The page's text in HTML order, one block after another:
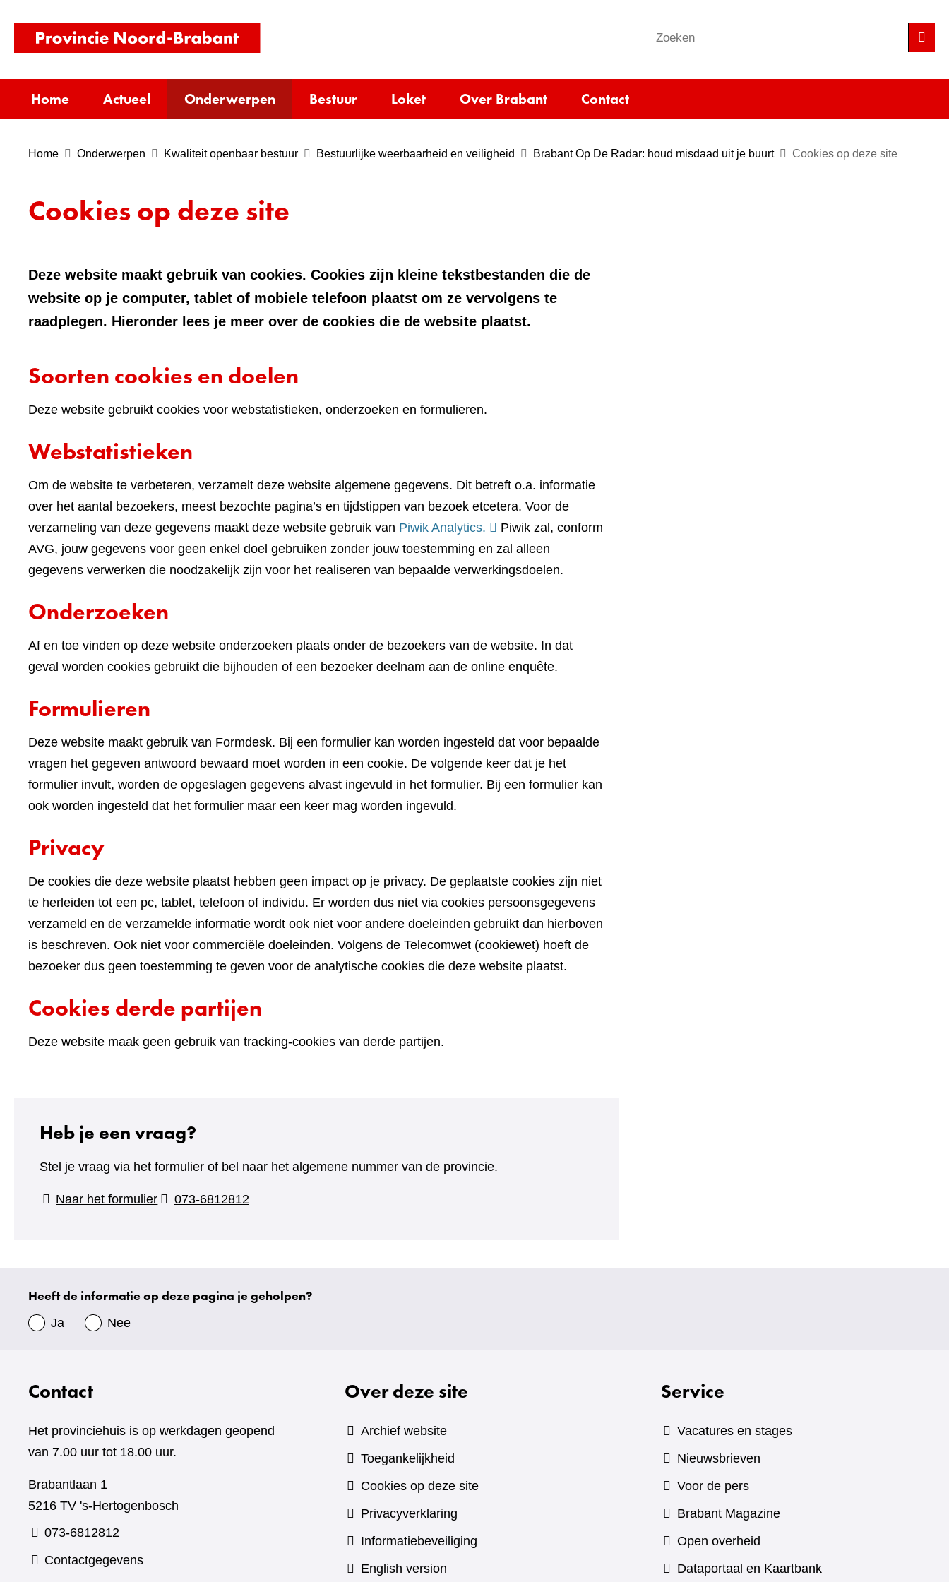
inhoud
homepage)
o
e
e
Zoeken
Home Actueel Onderwerpen Bestuur Loket Over Brabant Contact
Home Onderwerpen Kwaliteit openbaar bestuur Bestuurlijke weerbaarheid en veiligheid Brabant Op De Radar: houd misdaad uit je buurt Cookies op deze site
Cookies op deze site
Deze website maakt gebruik van cookies. Cookies zijn kleine tekstbestanden die de
website op je computer, tablet of mobiele telefoon plaatst om ze vervolgens te
raadplegen. Hieronder lees je meer over de cookies die de website plaatst.
Soorten cookies en doelen
Deze website gebruikt cookies voor webstatistieken, onderzoeken en formulieren.
Webstatistieken
Om de website te verbeteren, verzamelt deze website algemene gegevens. Dit betreft o.a. informatie
over het aantal bezoekers, meest bezochte pagina’s en tijdstippen van bezoek etcetera. Voor de
verzameling van deze gegevens maakt deze website gebruik van Piwik Analytics. (verwijst
naar
een
Piwik zal, conform
AVG, jouw gegevens voor geen enkel doel gebruiken zonder jouw toestemming en zal alleen
gegevens verwerken die noodzakelijk zijn voor het realiseren van bepaalde verwerkingsdoelen.
Onderzoeken
Af en toe vinden op deze website onderzoeken plaats onder de bezoekers van de website. In dat
geval worden cookies gebruikt die bijhouden of een bezoeker deelnam aan de online enquête.
Formulieren
Deze website maakt gebruik van Formdesk. Bij een formulier kan worden ingesteld dat voor bepaalde
vragen het gegeven antwoord bewaard moet worden in een cookie. De volgende keer dat je het
formulier invult, worden de opgeslagen gegevens alvast ingevuld in het formulier. Bij een formulier kan
ook worden ingesteld dat het formulier maar een keer mag worden ingevuld.
Privacy
De cookies die deze website plaatst hebben geen impact op je privacy. De geplaatste cookies zijn niet
te herleiden tot een pc, tablet, telefoon of individu. Er worden dus niet via cookies persoonsgegevens
verzameld en de verzamelde informatie wordt ook niet voor andere doeleinden gebruikt dan hierboven
is beschreven. Ook niet voor commerciële doeleinden. Volgens de Telecomwet (cookiewet) hoeft de
bezoeker dus geen toestemming te geven voor de analytische cookies die deze website plaatst.
Cookies derde partijen
Deze website maak geen gebruik van tracking-cookies van derde partijen.
Heb je een vraag?
Stel je vraag via het formulier of bel naar het algemene nummer van de provincie.
Naar het formulier(verwijst
073-6812812
Uw
gegevens
Heeft de informatie op deze pagina je geholpen?
Ja Nee
Contact
Het provinciehuis is op werkdagen geopend
van 7.00 uur tot 18.00 uur.
Brabantlaan 1
5216 TV 's-Hertogenbosch
073-6812812
Contactgegevens
Over deze site
Archief website
Toegankelijkheid
Cookies op deze site
Privacyverklaring
Informatiebeveiliging
English version
Service
Vacatures en stages
Nieuwsbrieven
Voor de pers
Brabant Magazine(verwijst
andere
Open overheid
Dataportaal en Kaartbank(verwijst